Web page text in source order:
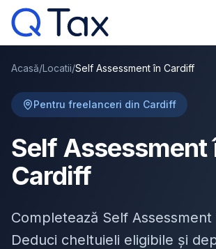
Acasă/Locatii/Self Assessment în Cardiff
Pentru freelanceri din Cardiff
Self Assessment
Cardiff
Completează Self Assessment
Deduci cheltuieli eligibile și